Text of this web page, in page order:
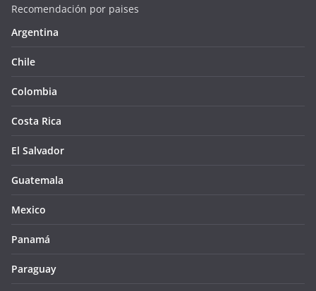
Recomendación por paises
Argentina
Chile
Colombia
Costa Rica
El Salvador
Guatemala
Mexico
Panamá
Paraguay